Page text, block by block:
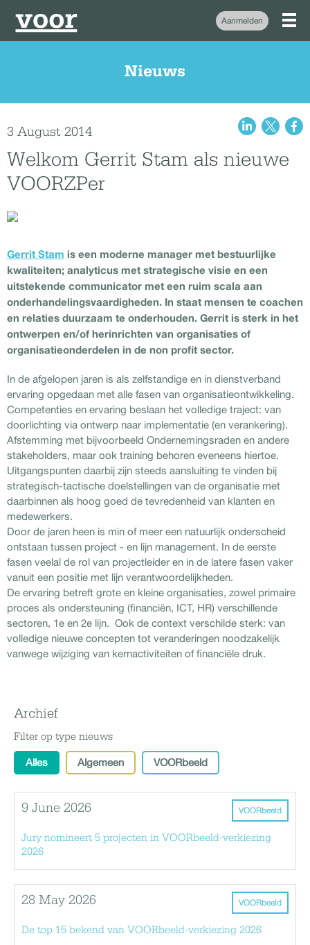
Aanmelden
Nieuws
3 August 2014
Welkom Gerrit Stam als nieuwe
VOORZPer
Gerrit Stam is een moderne manager met bestuurlijke
kwaliteiten; analyticus met strategische visie en een
uitstekende communicator met een ruim scala aan
onderhandelingsvaardigheden. In staat mensen te coachen
en relaties duurzaam te onderhouden. Gerrit is sterk in het
ontwerpen en/of herinrichten van organisaties of
organisatieonderdelen in de non profit sector.
In de afgelopen jaren is als zelfstandige en in dienstverband
ervaring opgedaan met alle fasen van organisatieontwikkeling.
Competenties en ervaring beslaan het volledige traject: van
doorlichting via ontwerp naar implementatie (en verankering).
Afstemming met bijvoorbeeld Ondernemingsraden en andere
stakeholders, maar ook training behoren eveneens hiertoe.
Uitgangspunten daarbij zijn steeds aansluiting te vinden bij
strategisch-tactische doelstellingen van de organisatie met
daarbinnen als hoog goed de tevredenheid van klanten en
medewerkers.
Door de jaren heen is min of meer een natuurlijk onderscheid
ontstaan tussen project - en lijn management. In de eerste
fasen veelal de rol van projectleider en in de latere fasen vaker
vanuit een positie met lijn verantwoordelijkheden.
De ervaring betreft grote en kleine organisaties, zowel primaire
proces als ondersteuning (financiën, ICT, HR) verschillende
sectoren, 1e en 2e lijn. Ook de context verschilde sterk: van
volledige nieuwe concepten tot veranderingen noodzakelijk
vanwege wijziging van kernactiviteiten of financiële druk.
Archief
Filter op type nieuws
Alles Algemeen VOORbeeld
VOORbeeld
9 June 2026
Jury nomineert 5 projecten in VOORbeeld-verkiezing
2026
VOORbeeld
28 May 2026
De top 15 bekend van VOORbeeld-verkiezing 2026